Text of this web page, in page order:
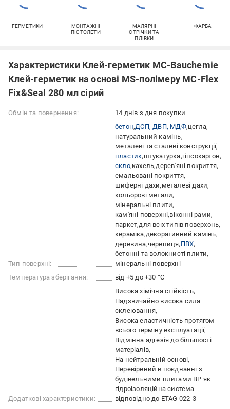
ГЕРМЕТИКИ
МОНТАЖНІ
ПІСТОЛЕТИ
МАЛЯРНІ
СТРІЧКИ ТА
ПЛІВКИ
ФАРБА
Характеристики Клей-герметик MC-Bauchemie
Клей-герметик на основі MS-полімеру MC-Flex
Fix&Seal 280 мл сірий
Обмін та повернення: 14 днів з дня покупки
Тип поверхні:
бетон ДСП, ДВП, МДФ цегла
натуральний камінь
металеві та сталеві конструкції
пластик штукатурка гіпсокартон
скло кахель дерев'яні покриття
емальовані покриття
шиферні дахи металеві дахи
кольорові метали
мінеральні плити
кам'яні поверхні віконні рами
паркет для всіх типів поверхонь
кераміка декоративний камінь
деревина черепиця ПВХ
бетонні та волокнисті плити
мінеральні поверхні
Температура зберігання:
від +5 до +30 °C
Додаткові характеристики:
Висока хімічна стійкість
Надзвичайно висока сила
склеювання
Висока еластичність протягом
всього терміну експлуатації
Відмінна адгезія до більшості
матеріалів
На нейтральній основі
Перевірений в поєднанні з
будівельними плитами BP як
гідроізоляційна система
відповідно до ETAG 022-3